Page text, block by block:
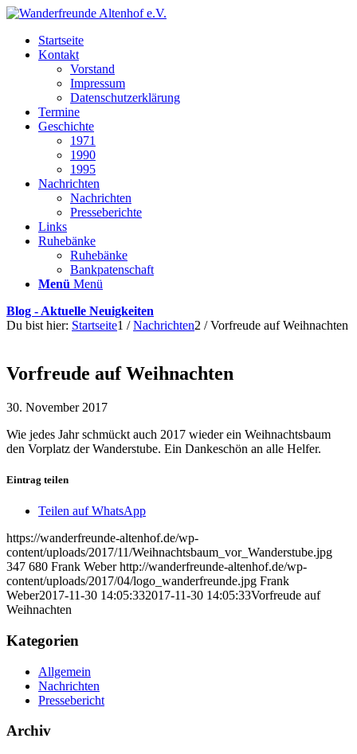
Startseite
Kontakt
Vorstand
Impressum
Datenschutzerklärung
Termine
Geschichte
1971
1990
1995
Nachrichten
Nachrichten
Presseberichte
Links
Ruhebänke
Ruhebänke
Bankpatenschaft
Menü Menü
Blog - Aktuelle Neuigkeiten
Du bist hier: Startseite1 / Nachrichten2 / Vorfreude auf Weihnachten
Vorfreude auf Weihnachten
30. November 2017
Wie jedes Jahr schmückt auch 2017 wieder ein Weihnachtsbaum
den Vorplatz der Wanderstube. Ein Dankeschön an alle Helfer.
Eintrag teilen
Teilen auf WhatsApp
https://wanderfreunde-altenhof.de/wp-
content/uploads/2017/11/Weihnachtsbaum_vor_Wanderstube.jpg
347 680 Frank Weber http://wanderfreunde-altenhof.de/wp-
content/uploads/2017/04/logo_wanderfreunde.jpg Frank
Weber2017-11-30 14:05:332017-11-30 14:05:33Vorfreude auf
Weihnachten
Kategorien
Allgemein
Nachrichten
Pressebericht
Archiv